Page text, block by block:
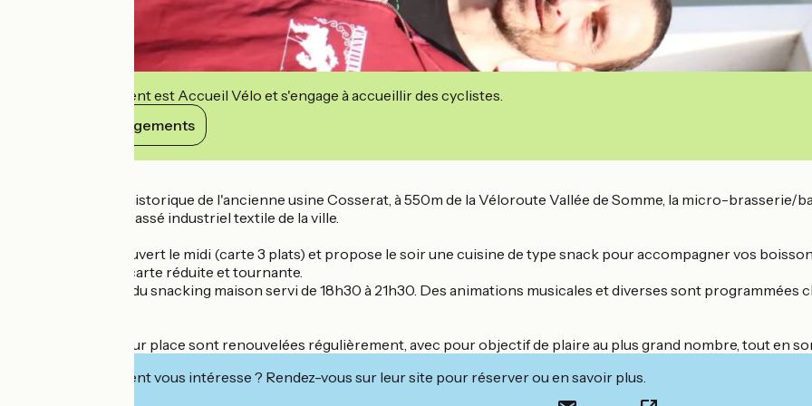
Cet établissement est Accueil Vélo et s'engage à accueillir des cyclistes.
Voir ses engagements
Située sur le site historique de l'ancienne usine Cosserat, à 550m de la Véloroute Vallée de Somme, la micro-
amiénois.es et le passé industriel textile de la ville.
Le Brewpub est ouvert le midi (carte 3 plats) et propose le soir une cuisine de type snack pour accompagner vos
maison avec une carte réduite et tournante.
"Pub" le soir avec du snacking maison servi de 18h30 à 21h30. Des animations musicales et diverses sont
Les bières faites sur place sont renouvelées régulièrement, avec pour objectif de plaire au plus grand nombre, tout en
Cet établissement vous intéresse ? Rendez-vous sur leur site pour réserver ou en savoir plus.